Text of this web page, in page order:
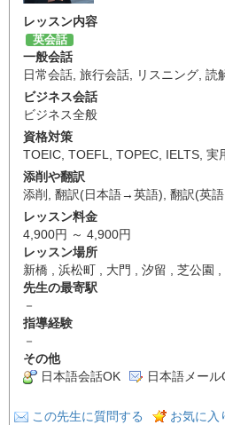
レッスン内容
英会話
一般会話
日常会話 旅行会話 リスニング 読
ビジネス会話
ビジネス全般
資格対策
TOEIC TOEFL TOPEC IELTS 実
添削や翻訳
添削
翻訳(日本語→英語) 翻訳(英
レッスン料金
4,900円 ～ 4,900円
レッスン場所
新橋 , 浜松町 , 大門 , 汐留 , 芝公園 ,
先生の最寄駅
－
指導経験
－
その他
日本語会話OK
日本語メール
この先生に質問する お気に入